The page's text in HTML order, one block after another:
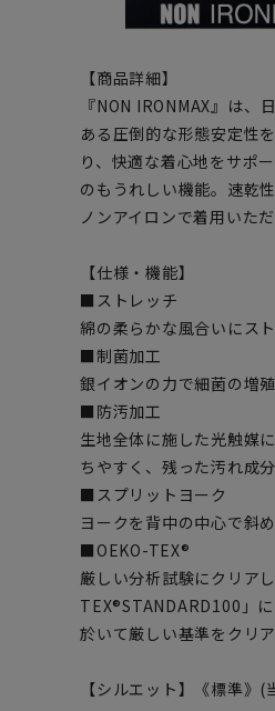
【商品詳細】
『NON IRONMAX』は
ある圧倒的な形態安定性
り、快適な着心地をサポ
のもうれしい機能。速乾
ノンアイロンで着用いただ
【仕様・機能】
■ストレッチ
綿の柔らかな風合いにス
■制菌加工
銀イオンの力で細菌の増
■防汚加工
生地全体に施した光触媒
ちやすく、残った汚れ成
■スプリットヨーク
ヨークを背中の中心で斜
■OEKO-TEX®
厳しい分析試験にクリア
TEX®STANDARD100」
於いて厳しい基準をクリ
【シルエット】《標準》(